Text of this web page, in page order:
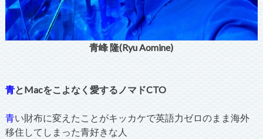
青峰 隆(Ryu Aomine)
青とMacをこよなく愛するノマドCTO
青い財布に変えたことがキッカケで英語力ゼロのまま海外
移住してしまった青好きな人